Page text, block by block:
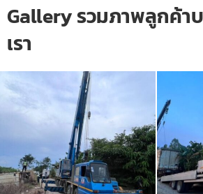
Gallery รวมภาพลูกค้า
เรา